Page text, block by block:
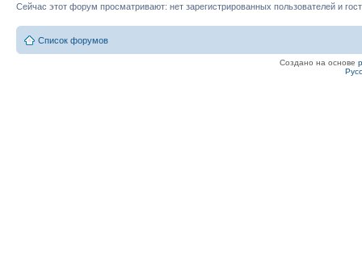
Сейчас этот форум просматривают: нет зарегистрированных пользователей и
Список форумов
Создано на основе